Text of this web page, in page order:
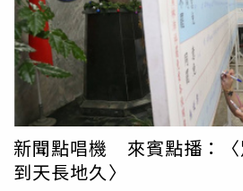
新聞點唱機 來賓點播：〈
到天長地久〉